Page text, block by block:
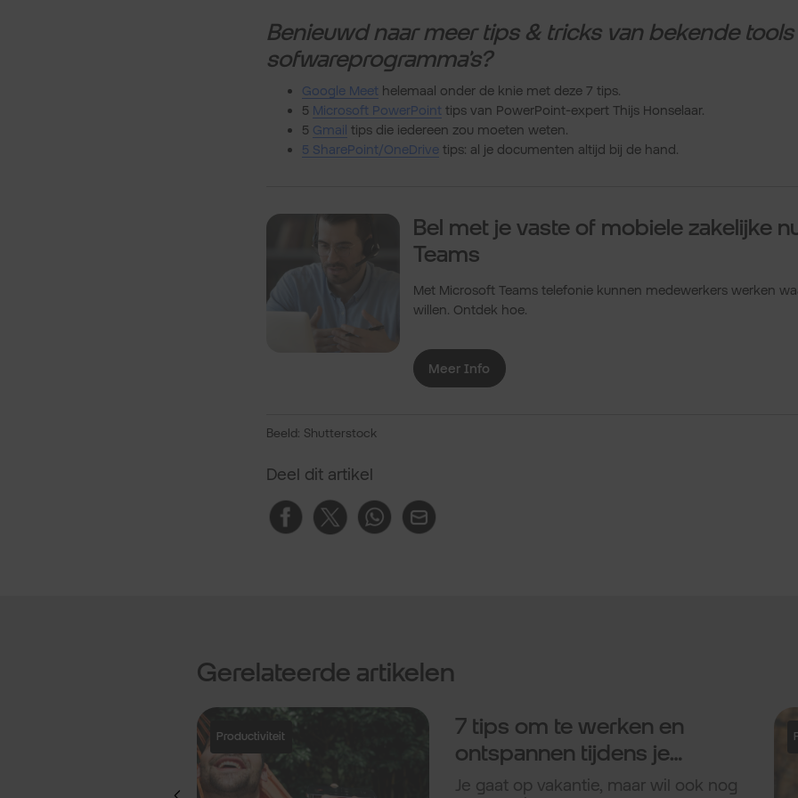
Benieuwd naar meer tips & tricks van bekende tools
sofwareprogramma’s?
Google Meet helemaal onder de knie met deze 7 tips.
5 Microsoft PowerPoint tips van PowerPoint-expert Thijs Honselaar.
5 Gmail tips die iedereen zou moeten weten.
5 SharePoint/OneDrivetips: al je documenten altijd bij de hand.
Bel met je vaste of mobiele zakelijke
Teams
Met Microsoft Teams telefonie kunnen medewerkers werken
willen. Ontdek hoe.
Meer Info
Beeld: Shutterstock
Deel dit artikel
Gerelateerde artikelen
Productiviteit
7 tips om te werken en
ontspannen tijdens je
vakantie.
Je gaat op vakantie, maar wil ook nog